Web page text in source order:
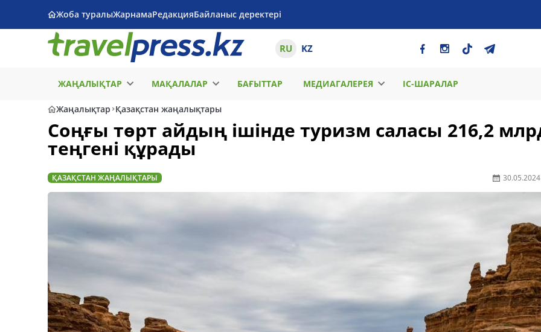
Жоба туралыЖарнамаРедакцияБайланыс деректері
RU KZ
ЖАҢАЛЫҚТАР МАҚАЛАЛАР БАҒЫТТАР МЕДИАГАЛЕРЕЯ ІС-ШАРАЛАР
Жаңалықтар Қазақстан жаңалықтары
Соңғы төрт айдың ішінде туризм саласы 216,2
теңгені құрады
ҚАЗАҚСТАН ЖАҢАЛЫҚТАРЫ 30.05.2024